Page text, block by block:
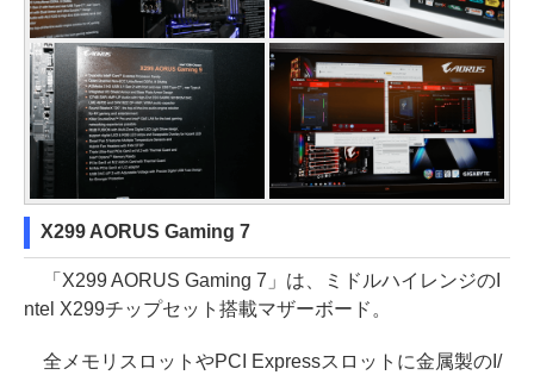
X299 AORUS Gaming 7
「X299 AORUS Gaming 7」は、ミドルハイレンジのI
ntel X299チップセット搭載マザーボード。
全メモリスロットやPCI Expressスロットに金属製のI/